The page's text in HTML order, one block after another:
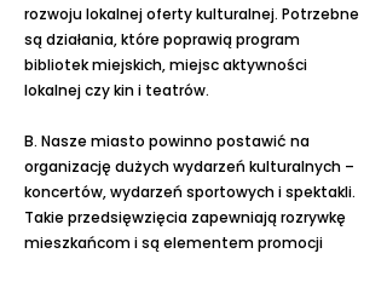
rozwoju lokalnej oferty kulturalnej. Potrzebne
są działania, które poprawią program
bibliotek miejskich, miejsc aktywności
lokalnej czy kin i teatrów.
B. Nasze miasto powinno postawić na
organizację dużych wydarzeń kulturalnych –
koncertów, wydarzeń sportowych i spektakli.
Takie przedsięwzięcia zapewniają rozrywkę
mieszkańcom i są elementem promocji